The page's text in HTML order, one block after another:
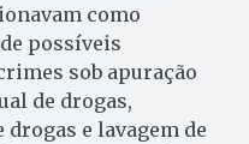
como
possíveis
sob apuração
de drogas,
e lavagem de